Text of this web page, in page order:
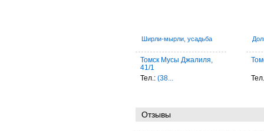
Ширли-мырли, усадьба
Томск Мусы Джалиля,
41/1
Тел.: (38...
Отзывы